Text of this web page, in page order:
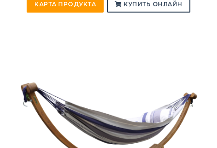
КАРТА ПРОДУКТА КУПИТЬ ОНЛАЙН